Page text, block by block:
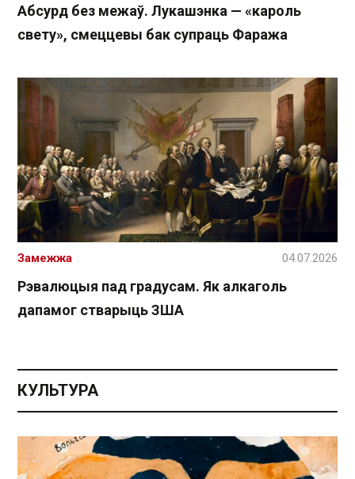
Абсурд без межаў. Лукашэнка — «кароль
свету», смеццевы бак супраць Фаража
Рэвалюцыя пад градусам. Як алкаголь
дапамог стварыць ЗША
Замежжа 04.07.2026
КУЛЬТУРА